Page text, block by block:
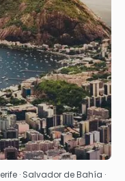
· Salvador de Bahía ·